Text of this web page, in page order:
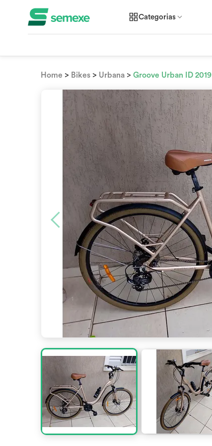
Categorias
Home > Bikes > Urbana >Groove Urban ID 2019